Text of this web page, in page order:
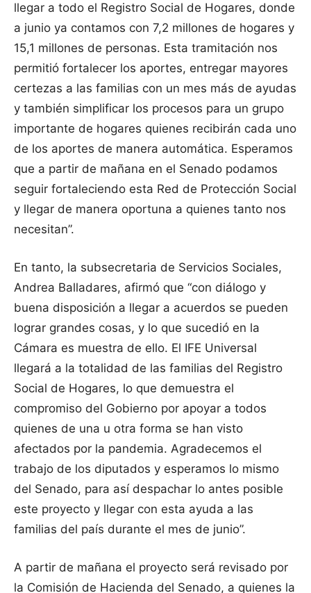
llegar a todo el Registro Social de Hogares, donde
a junio ya contamos con 7,2 millones de hogares y
15,1 millones de personas. Esta tramitación nos
permitió fortalecer los aportes, entregar mayores
certezas a las familias con un mes más de ayudas
y también simplificar los procesos para un grupo
importante de hogares quienes recibirán cada uno
de los aportes de manera automática. Esperamos
que a partir de mañana en el Senado podamos
seguir fortaleciendo esta Red de Protección Social
y llegar de manera oportuna a quienes tanto nos
necesitan”.
En tanto, la subsecretaria de Servicios Sociales,
Andrea Balladares, afirmó que “con diálogo y
buena disposición a llegar a acuerdos se pueden
lograr grandes cosas, y lo que sucedió en la
Cámara es muestra de ello. El IFE Universal
llegará a la totalidad de las familias del Registro
Social de Hogares, lo que demuestra el
compromiso del Gobierno por apoyar a todos
quienes de una u otra forma se han visto
afectados por la pandemia. Agradecemos el
trabajo de los diputados y esperamos lo mismo
del Senado, para así despachar lo antes posible
este proyecto y llegar con esta ayuda a las
familias del país durante el mes de junio”.
A partir de mañana el proyecto será revisado por
la Comisión de Hacienda del Senado, a quienes la